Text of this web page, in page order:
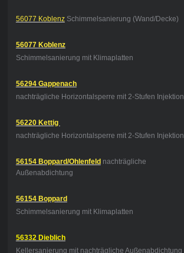
56077 KoblenzSchimmelsanierung (Wand/Decke)
56077 Koblenz
Schimmelsanierung mit Klimaplatten
56294 Gappenach
nachträgliche Horizontalsperre mit 2-Stufen Injektion
56220 Kettig
nachträgliche Horizontalsperre mit 2-Stufen Injektion
56154 Boppard/Ohlenfeld nachträgliche
Außenabdichtung
56154 Boppard
Schimmelsanierung mit Klimaplatten
56332 Dieblich
Kellersanierung mit nachträgliche Außenabdichtung